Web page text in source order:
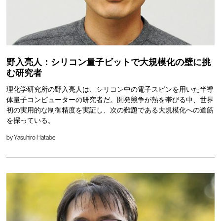
野入亮人：シリコン量子ビットで大規模化の壁に挑
む研究者
理化学研究所の野入亮人は、シリコン中の電子スピンを用いた半導
体量子コンピューターの研究者だ。開発競争が熱を帯びる中、世界
初の実用的な制御精度を実証し、次の難題である大規模化への道筋
を探っている。
byYasuhiro Hatabe